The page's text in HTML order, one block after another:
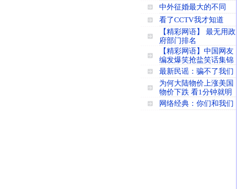
中外征婚最大的不同
看了CCTV我才知道
【精彩网语】 最无用政
府部门排名
【精彩网语】中国网友
编发爆笑抢盐笑话集锦
最新民谣：骗不了我们
为何大陆物价上涨美国
物价下跌 看1分钟就明
网络经典：你们和我们